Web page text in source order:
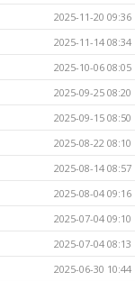
2025-11-20 09:36
2025-11-14 08:34
2025-10-06 08:05
2025-09-25 08:20
2025-09-15 08:50
2025-08-22 08:10
2025-08-14 08:57
2025-08-04 09:16
2025-07-04 09:10
2025-07-04 08:13
2025-06-30 10:44